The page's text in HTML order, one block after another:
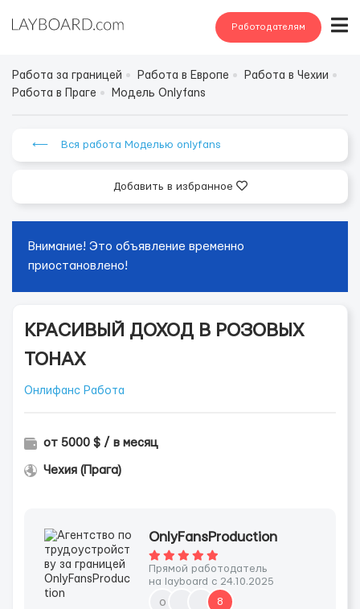
Работодателям
Работа за границей Работа в Европе
Работа в Чехии
Работа в Праге
Модель Onlyfans
⟵ Вся работа Моделью onlyfans
Добавить в избранное
Внимание! Это объявление временно
приостановлено!
КРАСИВЫЙ ДОХОД В РОЗОВЫХ
ТОНАХ
Онлифанс Работа
от 5000 $ / в месяц
Чехия (Прага)
OnlyFansProduction
Прямой работодатель
на layboard с 24.10.2025
o 8